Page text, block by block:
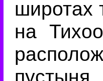
широтах
на